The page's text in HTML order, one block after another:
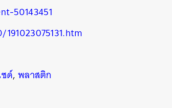
50143451
ด์, พลาสติก